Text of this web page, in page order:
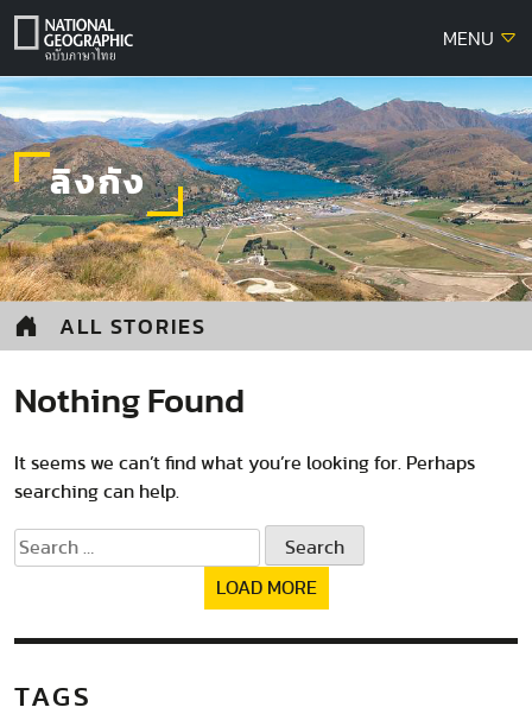
Skip
MENU
ลิงกัง
ALL STORIES
Nothing Found
It seems we can’t find what you’re looking for. Perhaps
searching can help.
Search
for:
LOAD MORE
TAGS